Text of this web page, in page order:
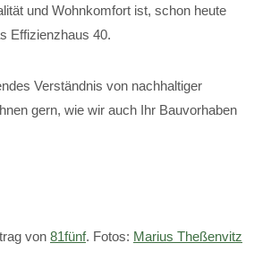
und Wohnkomfort ist, schon heute
Effizienzhaus 40.
Verständnis von nachhaltiger
gern, wie wir auch Ihr Bauvorhaben
von 81fünf. Fotos: Marius Theßenvitz